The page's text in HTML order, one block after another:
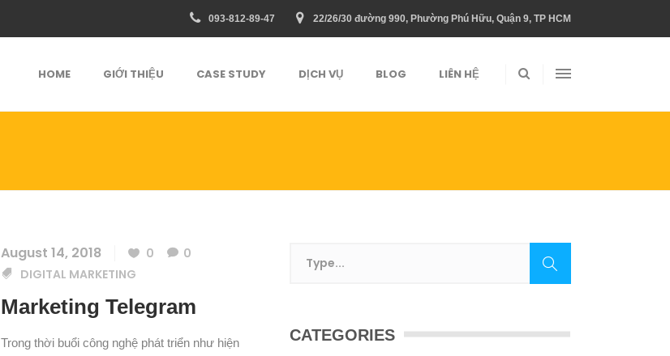
093-812-89-47 22/26/30 đường 990, Phường Phú Hữu, Quận 9, TP HCM
HOME GIỚI THIỆU CASE STUDY DỊCH VỤ BLOG LIÊN HỆ
August 14, 2018 0
0
DIGITAL MARKETING
Marketing Telegram
Trong thời buổi công nghệ phát triển như hiện
CATEGORIES